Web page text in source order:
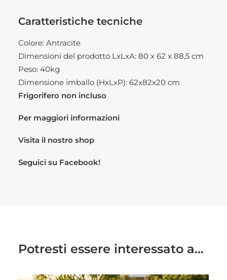
Caratteristiche tecniche
Colore: Antracite
Dimensioni del prodotto LxLxA: 80 x 62 x 88,5 cm
Peso: 40kg
Dimensione imballo (HxLxP): 62x82x20 cm
Frigorifero non incluso
Per maggiori informazioni
Visita il nostro shop
Seguici su Facebook!
Potresti essere interessato a...